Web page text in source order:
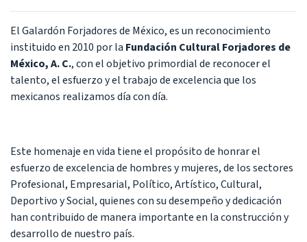
El Galardón Forjadores de México, es un reconocimiento
instituido en 2010 por la Fundación Cultural Forjadores de
México, A. C., con el objetivo primordial de reconocer el
talento, el esfuerzo y el trabajo de excelencia que los
mexicanos realizamos día con día.
Este homenaje en vida tiene el propósito de honrar el
esfuerzo de excelencia de hombres y mujeres, de los sectores
Profesional, Empresarial, Político, Artístico, Cultural,
Deportivo y Social, quienes con su desempeño y dedicación
han contribuido de manera importante en la construcción y
desarrollo de nuestro país.